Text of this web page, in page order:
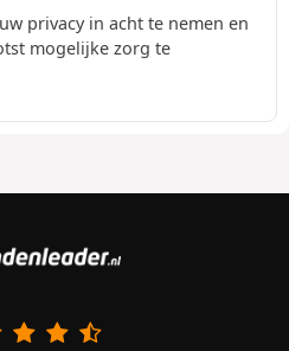
privacy in acht te nemen en
mogelijke zorg te